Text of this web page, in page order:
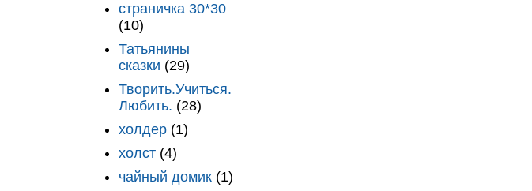
страничка 30*30
(10)
Татьянины
сказки (29)
Творить.Учиться.
Любить. (28)
холдер (1)
холст (4)
чайный домик (1)